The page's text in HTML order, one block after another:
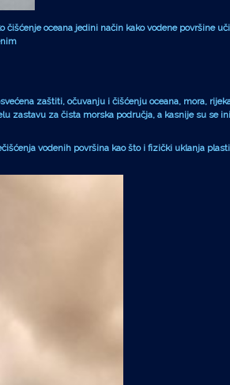
oceana jedini način kako vodene površine
zaštiti, očuvanju i čišćenju oceana, mora,
zastavu za čista morska područja, a kasnije su se
vodenih površina kao što i fizički uklanja